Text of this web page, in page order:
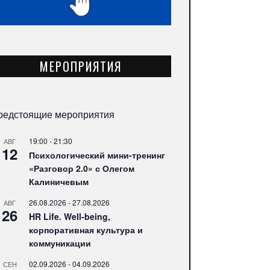
МЕРОПРИЯТИЯ
мероприятия
АВГ
12
19:00 -21:30
Психологический мини-тренинг
«Разговор 2.0» с Олегом
Калиничевым
АВГ
26
26.08.2026 -27.08.2026
HR Life. Well-being,
корпоративная культура и
коммуникации
СЕН 02.09.2026 -04.09.2026